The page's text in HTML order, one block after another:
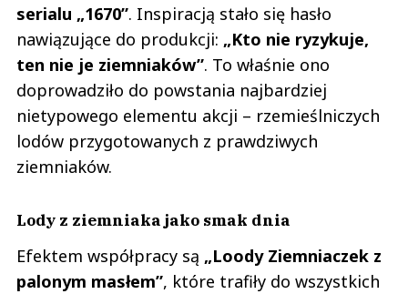
serialu „1670”. Inspiracją stało się hasło
nawiązujące do produkcji: „Kto nie ryzykuje,
ten nie je ziemniaków”. To właśnie ono
doprowadziło do powstania najbardziej
nietypowego elementu akcji – rzemieślniczych
lodów przygotowanych z prawdziwych
ziemniaków.
Lody z ziemniaka jako smak dnia
Efektem współpracy są „Loody Ziemniaczek z
palonym masłem”, które trafiły do wszystkich